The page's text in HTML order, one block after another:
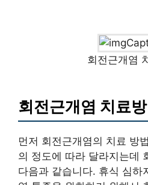
회전근개염
회전근개염 치료
먼저 회전근개염의 치료 방
의 정도에 따라 달라지는데
다음과 같습니다. 휴식 심하